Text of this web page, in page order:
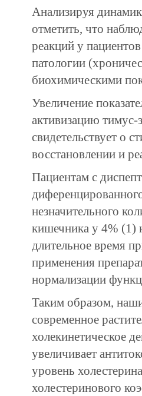
Анализируя
отметить, что
реакций у
патологии
биохимическими
Увеличение
активизацию
свидетельствует о
восстановлении и
Пациентам с
незначительного
кишечника у 4% (1)
длительное время
применения
нормализации
Таким образом,
современное
холекинетическое
увеличивает
уровень
холестеринового